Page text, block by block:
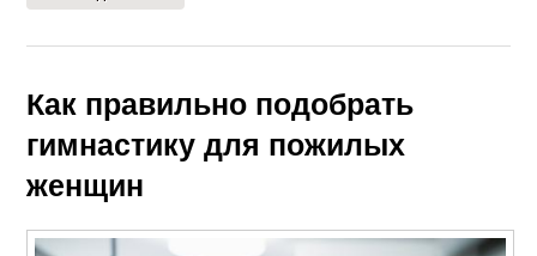
Как правильно подобрать
гимнастику для пожилых
женщин